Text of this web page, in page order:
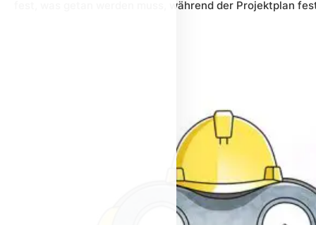
fest, was getan werden muss, während der Projektplan